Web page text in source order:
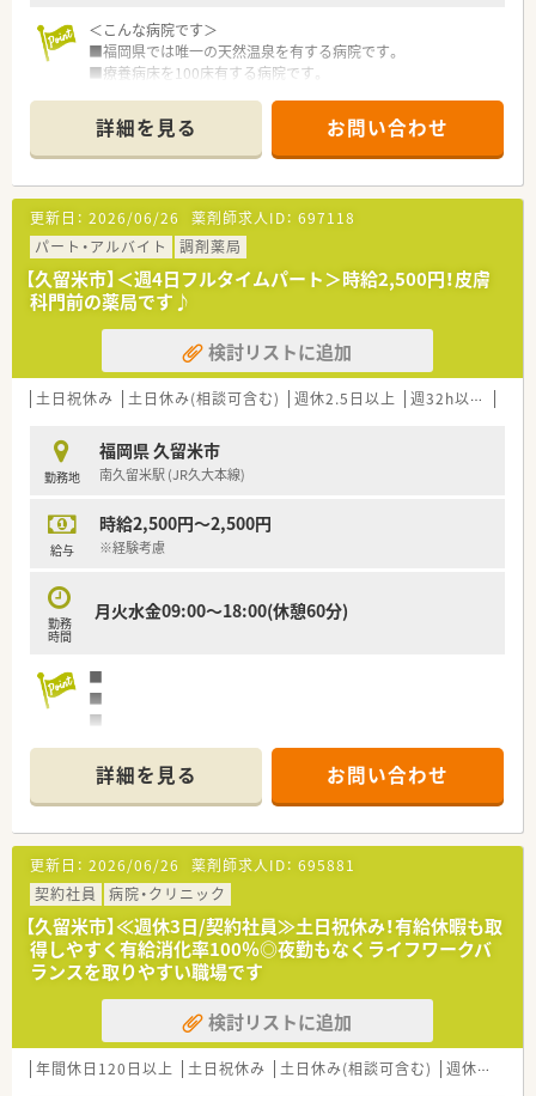
＜こんな病院です＞
■福岡県では唯一の天然温泉を有する病院です。
■療養病床を100床有する病院です。
■院内勉強会も実施しスキルアップを行っております。
詳細を見る お問い合わせ
更新日： 2026/06/26 薬剤師求人ID： 697118
パート・アルバイト
調剤薬局
【久留米市】＜週4日フルタイムパート＞時給2,500円！皮膚
科門前の薬局です♪
検討リストに追加
土日祝休み 土日休み(相談可含む) 週休2.5日以上 週32h以上
勤務地
福岡県 久留米市
南久留米駅 (JR久大本線)
給与
時給2,500円～2,500円
※経験考慮
勤務
時間
月火水金09:00～18:00(休憩60分)
■
■
■
詳細を見る お問い合わせ
更新日： 2026/06/26 薬剤師求人ID： 695881
契約社員
病院・クリニック
【久留米市】≪週休3日/契約社員≫土日祝休み！有給休暇も取
得しやすく有給消化率100％◎夜勤もなくライフワークバ
ランスを取りやすい職場です
検討リストに追加
年間休日120日以上 土日祝休み 土日休み(相談可含む) 週休2.5日以上